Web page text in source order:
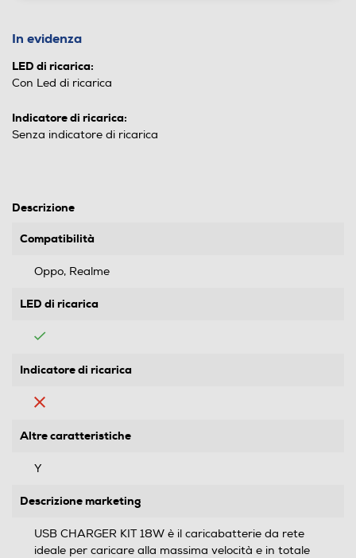
In evidenza
LED di ricarica:
Con Led di ricarica
Indicatore di ricarica:
Senza indicatore di ricarica
Descrizione
Compatibilità
Oppo, Realme
LED di ricarica
Indicatore di ricarica
Altre caratteristiche
Y
Descrizione marketing
USB CHARGER KIT 18W è il caricabatterie da rete
ideale per caricare alla massima velocità e in totale